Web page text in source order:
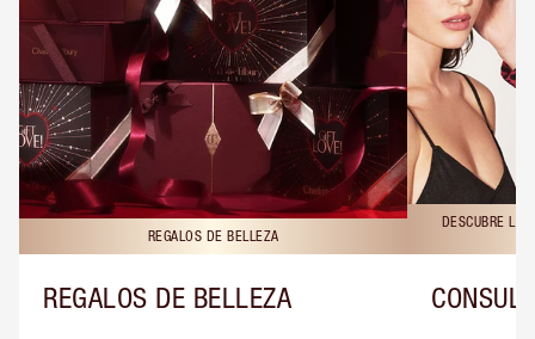
REGALOS DE BELLEZA
REGALOS DE BELLEZA
DESCUBRE